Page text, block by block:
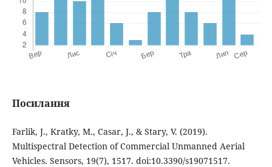
Посилання
Farlik, J., Kratky, M., Casar, J., & Stary, V. (2019).
Multispectral Detection of Commercial Unmanned Aerial
Vehicles. Sensors, 19(7), 1517. doi:10.3390/s19071517.